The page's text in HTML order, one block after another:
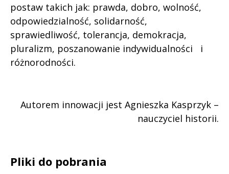
postaw takich jak: prawda, dobro, wolność,
odpowiedzialność, solidarność,
sprawiedliwość, tolerancja, demokracja,
pluralizm, poszanowanie indywidualności i
różnorodności.
Autorem innowacji jest Agnieszka Kasprzyk –
nauczyciel historii.
Pliki do pobrania